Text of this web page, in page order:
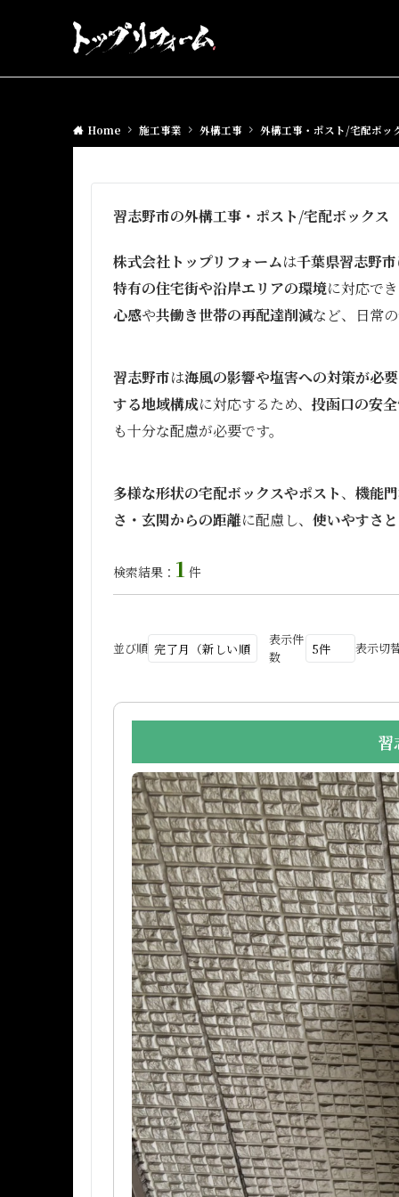
Home 施工事業 外構工事 外構工事・ポスト/宅配ボッ
習志野市の外構工事・ポスト/宅配ボックス
株式会社トップリフォームは千葉県習志野市
特有の住宅街や沿岸エリアの環境に対応で
心感や共働き世帯の再配達削減など、日常
習志野市は海風の影響や塩害への対策が必
する地域構成に対応するため、 投函口の安
も十分な配慮が必要です。
多様な形状の宅配ボックスやポスト、 機能
さ・玄関からの距離に配慮し、 使いやすさ
検索結果： 1 件
並び順
表示件
数
表示切